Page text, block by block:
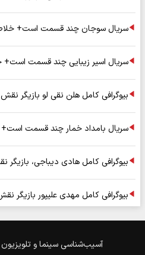
سریال سوجان چند قسمت است+
سریال اسیر زیبایی چند قسمت است+
بیوگرافی کامل هلن نقی لو بازیگر نقش
سریال بامداد خمار چند قسمت است+
بیوگرافی کامل هادی دیباجی،
بیوگرافی کامل مهدی علیپور بازیگر
آسیب‌شناسی سینما و تلویزیون